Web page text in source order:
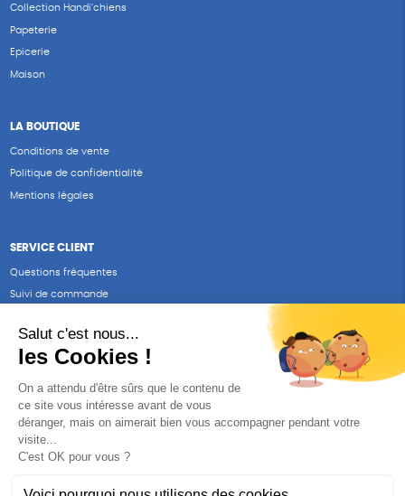
Collection Handi’chiens
Papeterie
Epicerie
Maison
LA BOUTIQUE
Conditions de vente
Politique de confidentialité
Mentions légales
SERVICE CLIENT
Questions fréquentes
Suivi de commande
Renvoyer des articles
SUIVEZ-NOUS